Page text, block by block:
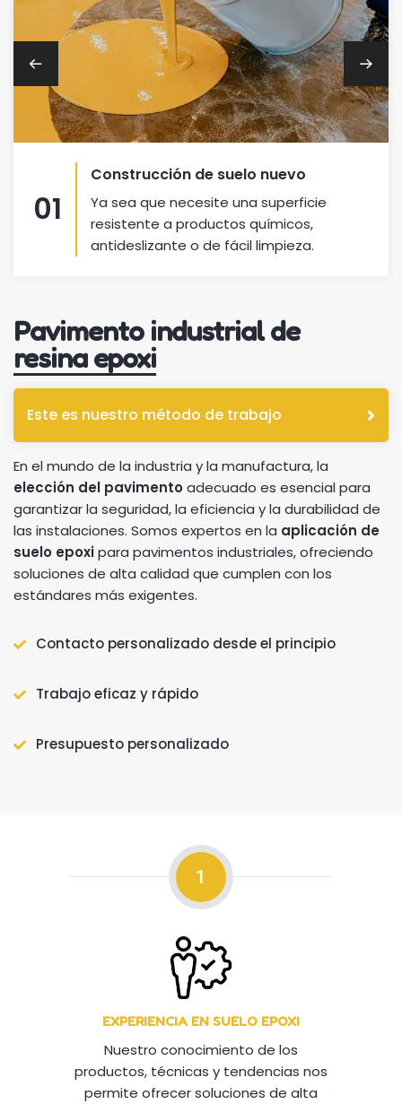
02
Reparación de suelos epoxi
Desde la eliminación de imperfecciones
hasta la aplicación de nuevas capas de
pintura epoxi.
Pavimento industrial de
resina epoxi
Este es nuestro método de trabajo
En el mundo de la industria y la manufactura, la
elección del pavimentoadecuado es esencial para
garantizar la seguridad, la eficiencia y la durabilidad de
las instalaciones. Somos expertos en la aplicación de
suelo epoxipara pavimentos industriales, ofreciendo
soluciones de alta calidad que cumplen con los
estándares más exigentes.
Contacto personalizado desde el principio
Trabajo eficaz y rápido
Presupuesto personalizado
1
EXPERIENCIA EN SUELO EPOXI
Nuestro conocimiento de los
productos, técnicas y tendencias nos
permite ofrecer soluciones de alta